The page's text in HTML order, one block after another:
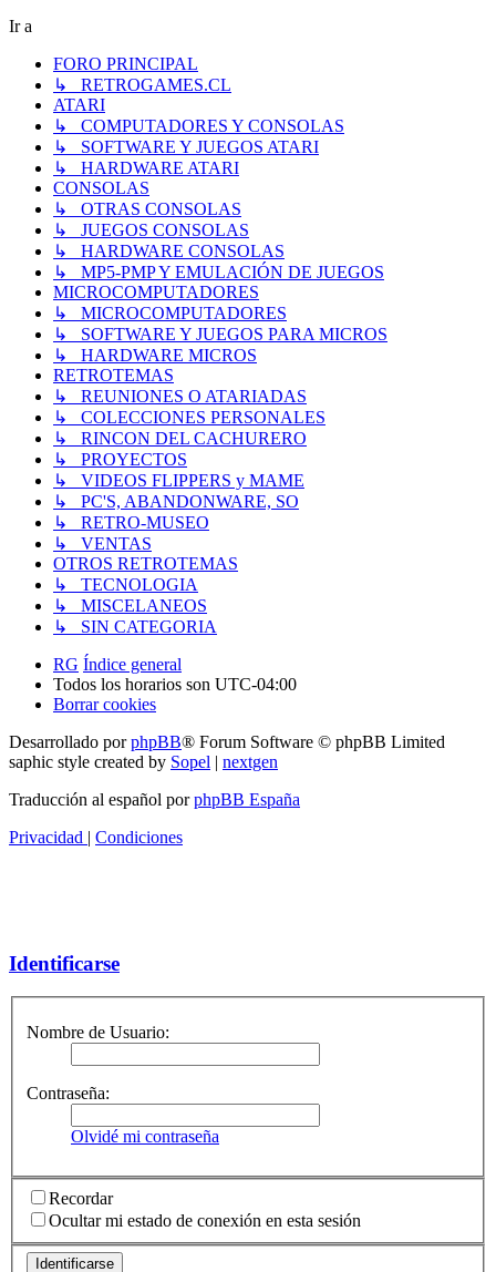
Ir a
FORO PRINCIPAL
↳ RETROGAMES.CL
ATARI
↳ COMPUTADORES Y CONSOLAS
↳ SOFTWARE Y JUEGOS ATARI
↳ HARDWARE ATARI
CONSOLAS
↳ OTRAS CONSOLAS
↳ JUEGOS CONSOLAS
↳ HARDWARE CONSOLAS
↳ MP5-PMP Y EMULACIÓN DE JUEGOS
MICROCOMPUTADORES
↳ MICROCOMPUTADORES
↳ SOFTWARE Y JUEGOS PARA MICROS
↳ HARDWARE MICROS
RETROTEMAS
↳ REUNIONES O ATARIADAS
↳ COLECCIONES PERSONALES
↳ RINCON DEL CACHURERO
↳ PROYECTOS
↳ VIDEOS FLIPPERS y MAME
↳ PC'S, ABANDONWARE, SO
↳ RETRO-MUSEO
↳ VENTAS
OTROS RETROTEMAS
↳ TECNOLOGIA
↳ MISCELANEOS
↳ SIN CATEGORIA
RG Índice general
Todos los horarios son UTC-04:00
Borrar cookies
Desarrollado porphpBB® Forum Software © phpBB Limited
saphic style created by Sopel | nextgen
Traducción al español porphpBB España
Privacidad | Condiciones
Identificarse
Nombre de Usuario:
Contraseña:
Olvidé mi contraseña
Recordar
Ocultar mi estado de conexión en esta sesión